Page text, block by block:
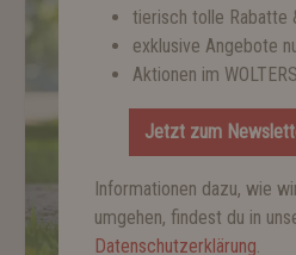
tierisch tolle Rabatte
exklusive Angebote
Aktionen im
Jetzt zum
Informationen dazu, wie
umgehen, findest du in
Datenschutzerklärung